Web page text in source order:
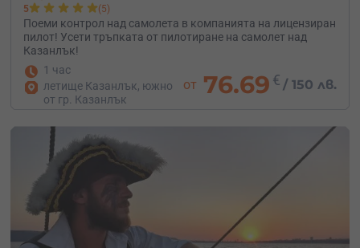
5 (5)
Поеми контрол над самолета в компанията на лицензиран
пилот! Усети тръпката от пилотиране на самолет над
Казанлък!
1 час
летище Казанлък, южно
от гр. Казанлък
от 76.69 € / 150 лв.